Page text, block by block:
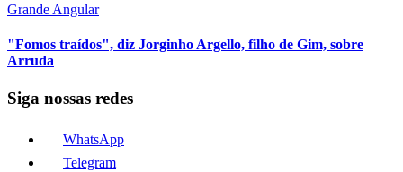
Grande Angular
"Fomos traídos", diz Jorginho Argello, filho de Gim, sobre
Arruda
Siga nossas redes
WhatsApp
Telegram